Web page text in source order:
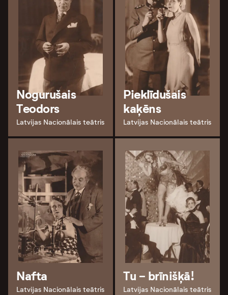
Nogurušais
Teodors
Latvijas Nacionālais teātris
Pieklīdušais
kaķēns
Latvijas Nacionālais teātris
Nafta
Latvijas Nacionālais teātris
Tu - brīnišķā!
Latvijas Nacionālais teātris